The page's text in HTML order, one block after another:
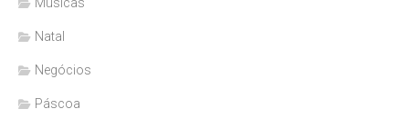
Músicas
Natal
Negócios
Páscoa